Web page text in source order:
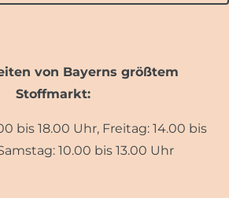
von Bayerns größtem
Stoffmarkt:
bis 18.00 Uhr, Freitag: 14.00 bis
10.00 bis 13.00 Uhr